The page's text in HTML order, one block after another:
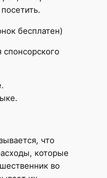
бесплатен)
что
которые
во